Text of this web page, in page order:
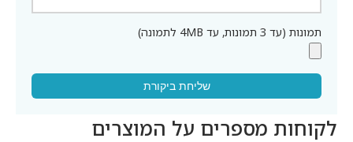
תמונות (עד 3 תמונות, עד 4MB לתמונה)
שליחת ביקורת
לקוחות מספרים על המוצרים